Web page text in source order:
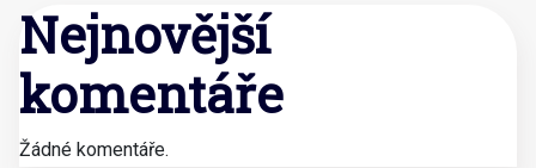
Nejnovější
komentáře
Žádné komentáře.